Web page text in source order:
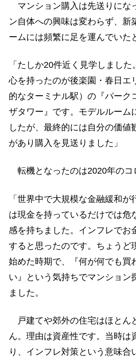
マンション購入は先送りにな
ン自体への興味は変わらず、新
ームには頻繁に足を運んでいた
「たしか20件近く見学しまし
心を持ったのが後楽園・春日エ
的なターミナル駅）の『パーク
ザタワー』です。モデルルーム
したが、最終的には自分の価値
があり購入を見送りました」
転機となったのは2020年のコ
「世界中で大規模な金融緩和
は現金を持っているだけでは危
感を持ちました。インフレでお
すると思ったのです。ちょうど
始めた時期で、『何が何でも買
い』という気持ちでマンション
ました。
戸建てや郊外の住宅はほとん
ん。理由は資産性です。当時は
り、インフレ対策という意味合